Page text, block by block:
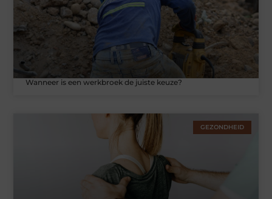
Wanneer is een werkbroek de juiste keuze?
GEZONDHEID